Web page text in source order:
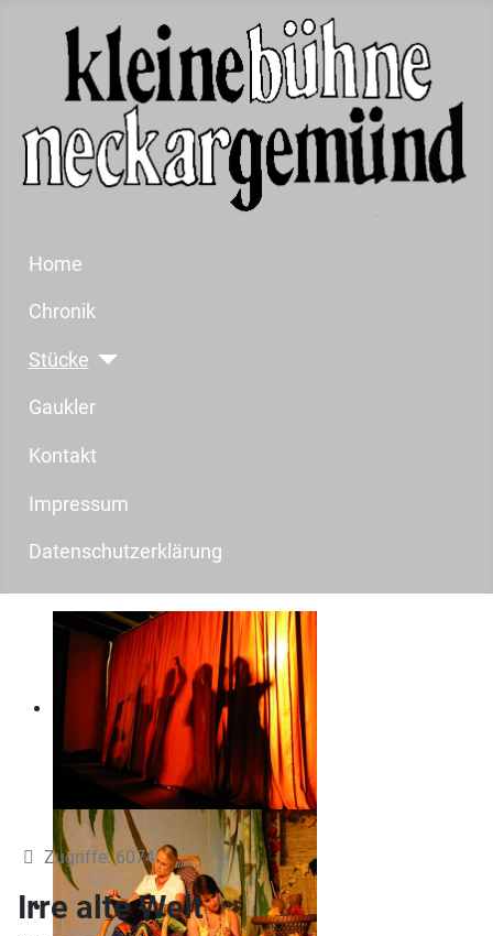
Home
Chronik
Stücke
Gaukler
Kontakt
Impressum
Datenschutzerklärung
Zugriffe: 6074
Irre alte Welt